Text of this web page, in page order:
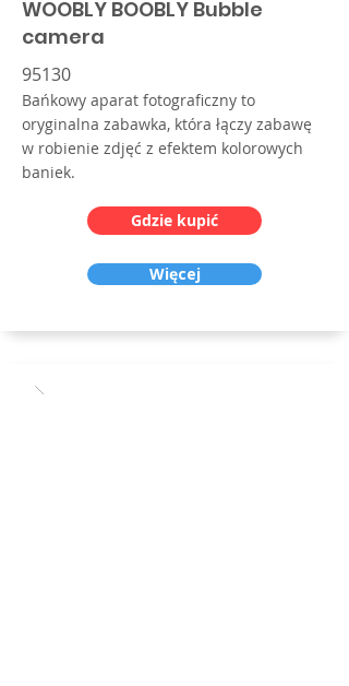
WOOBLY BOOBLY Bubble
camera
95130
Bańkowy aparat fotograficzny to
oryginalna zabawka, która łączy zabawę
w robienie zdjęć z efektem kolorowych
baniek.
Gdzie kupić
Więcej